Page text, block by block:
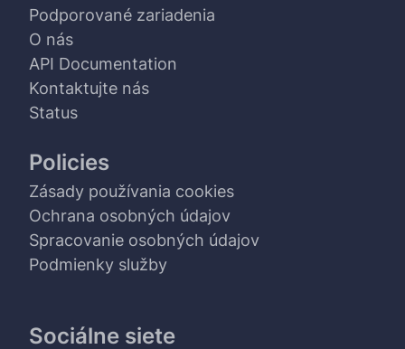
Podporované zariadenia
O nás
API Documentation
Kontaktujte nás
Status
Policies
Zásady používania cookies
Ochrana osobných údajov
Spracovanie osobných údajov
Podmienky služby
Sociálne siete